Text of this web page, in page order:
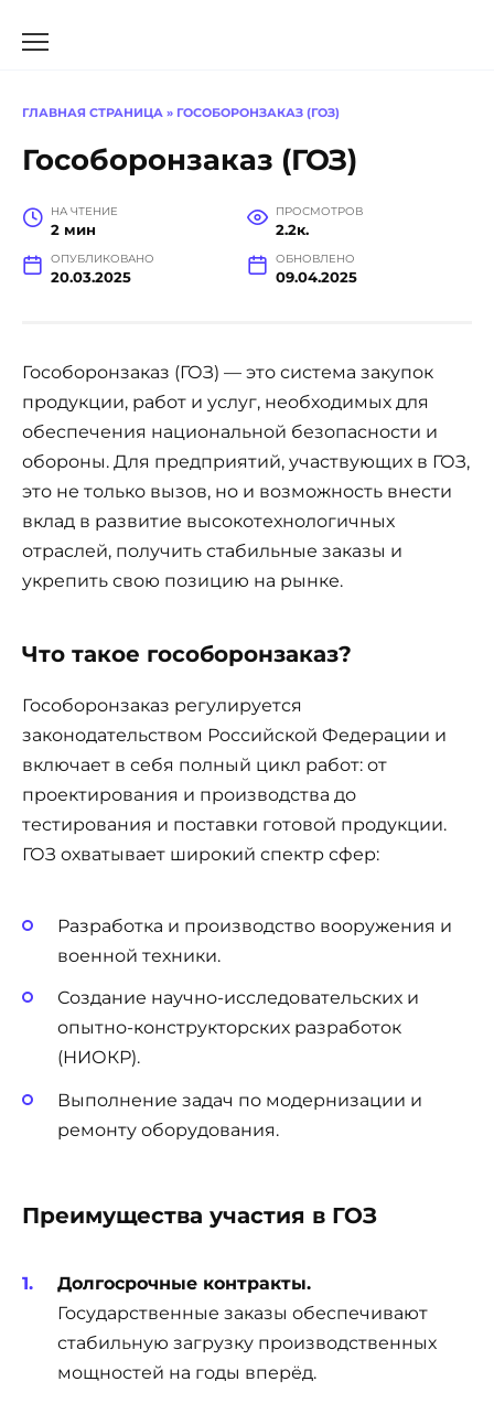
ГЛАВНАЯ СТРАНИЦА » ГОСОБОРОНЗАКАЗ (ГОЗ)
Гособоронзаказ (ГОЗ)
НА ЧТЕНИЕ
2 мин
ПРОСМОТРОВ
2.2к.
ОПУБЛИКОВАНО
20.03.2025
ОБНОВЛЕНО
09.04.2025
Гособоронзаказ (ГОЗ) — это система закупок
продукции, работ и услуг, необходимых для
обеспечения национальной безопасности и
обороны. Для предприятий, участвующих в ГОЗ,
это не только вызов, но и возможность внести
вклад в развитие высокотехнологичных
отраслей, получить стабильные заказы и
укрепить свою позицию на рынке.
Что такое гособоронзаказ?
Гособоронзаказ регулируется
законодательством Российской Федерации и
включает в себя полный цикл работ: от
проектирования и производства до
тестирования и поставки готовой продукции.
ГОЗ охватывает широкий спектр сфер:
Разработка и производство вооружения и
военной техники.
Создание научно-исследовательских и
опытно-конструкторских разработок
(НИОКР).
Выполнение задач по модернизации и
ремонту оборудования.
Преимущества участия в ГОЗ
Долгосрочные контракты.
Государственные заказы обеспечивают
стабильную загрузку производственных
мощностей на годы вперёд.